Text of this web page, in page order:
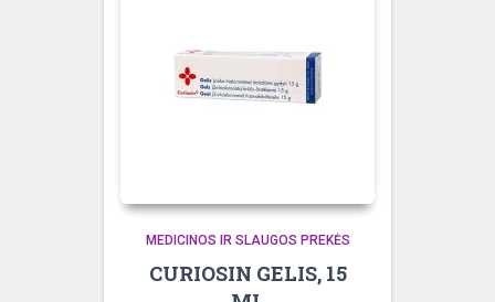
MEDICINOS IR SLAUGOS PREKĖS
CURIOSIN GELIS, 15